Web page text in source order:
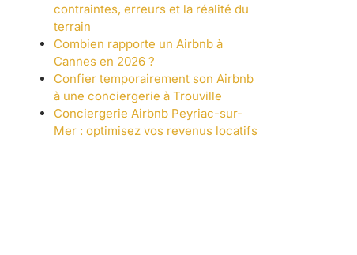
contraintes, erreurs et la réalité du
terrain
Combien rapporte un Airbnb à
Cannes en 2026 ?
Confier temporairement son Airbnb
à une conciergerie à Trouville
Conciergerie Airbnb Peyriac-sur-
Mer : optimisez vos revenus locatifs